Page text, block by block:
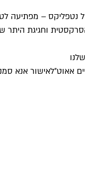
וחגיגת היתר
אאוט״לאישור אנא